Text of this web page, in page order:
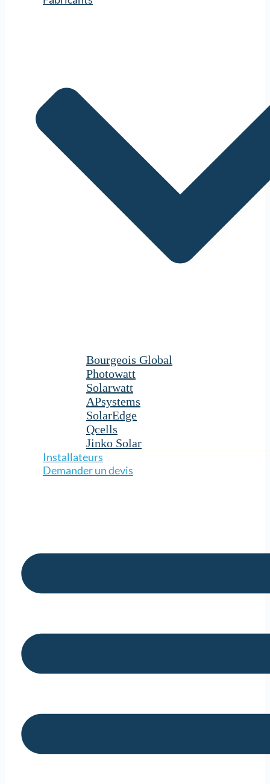
Bourgeois Global
Photowatt
Solarwatt
APsystems
SolarEdge
Qcells
Jinko Solar
Installateurs
Demander un devis